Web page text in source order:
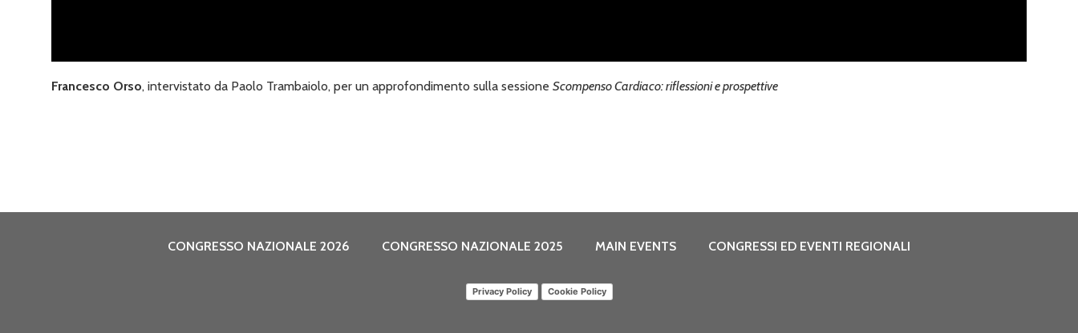
Francesco Orso, intervistato da Paolo Trambaiolo, per un approfondimento sulla sessione Scompenso Cardiaco: riflessioni e prospettive
CONGRESSO NAZIONALE 2026 CONGRESSO NAZIONALE 2025 MAIN EVENTS CONGRESSI ED EVENTI REGIONALI
Privacy Policy Cookie Policy